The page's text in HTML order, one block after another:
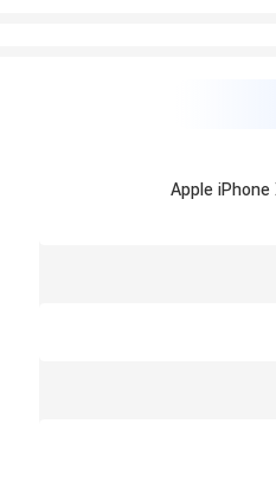
Apple